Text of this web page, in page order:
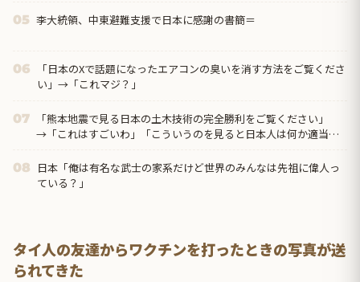
05 李大統領、中東避難支援で日本に感謝の書簡＝
06
「日本のXで話題になったエアコンの臭いを消す方法をご覧くださ
い」→「これマジ？」
07
「熊本地震で見る日本の土木技術の完全勝利をご覧ください」
→「これはすごいわ」「こういうのを見ると日本人は何か適当に
08
日本「俺は有名な武士の家系だけど世界のみんなは先祖に偉人っ
ている？」
タイ人の友達からワクチンを打ったときの写真が送
られてきた